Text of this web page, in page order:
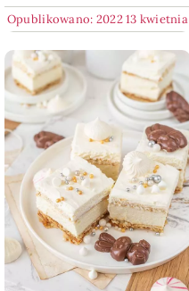
Opublikowano: 2022 13 kwietnia